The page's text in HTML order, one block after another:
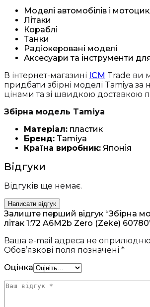
Моделі автомобілів і
Літаки
Кораблі
Танки
Радіокеровані моделі
Аксесуари та інструменти
В інтернет-магазині ICM Trade ви
придбати збірні моделі Tamiya
цінами та зі швидкою доставкою
Збірна модель Tamiya
Матеріал: пластик
Бренд: Tamiya
Країна виробник: Японія
Відгуки
Відгуків ще немає.
Написати відгук
Залиште перший відгук “Збірна
літак 1:72 A6M2b Zero (Zeke)
Ваша e-mail адреса не
Обов’язкові поля позначені *
Оцінка